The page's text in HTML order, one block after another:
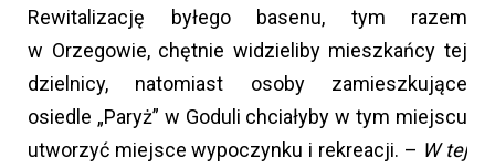
Rewitalizację byłego basenu, tym razem
w Orzegowie, chętnie widzieliby mieszkańcy tej
dzielnicy, natomiast osoby zamieszkujące
osiedle „Paryż” w Goduli chciałyby w tym miejscu
utworzyć miejsce wypoczynku i rekreacji. – W tej